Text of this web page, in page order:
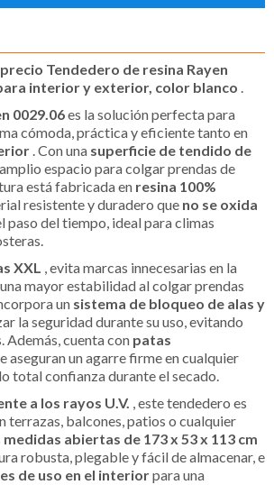
Tendedero de resina Rayen
interior y exterior, color blanco .
0029.06es la solución perfecta para
cómoda, práctica y eficiente tanto en
. Con una superficie de tendido de
espacio para colgar prendas de
está fabricada en resina 100%
resistente y duradero que no se oxida
paso del tiempo, ideal para climas
XXL , evita marcas innecesarias en la
mayor estabilidad al colgar prendas
un sistema de bloqueo de alas y
la seguridad durante su uso, evitando
Además, cuenta con patas
aseguran un agarre firme en cualquier
total confianza durante el secado.
a los rayos U.V. , este tendedero es
terrazas, balcones, patios o cualquier
medidas abiertas de 173 x 53 x 113 cm
robusta, plegable y fácil de almacenar, e
de uso en el interiorpara una